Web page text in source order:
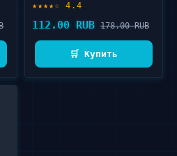
★★★★☆ 4.4
112.00 RUB 178.00 RUB
🛒 Купить